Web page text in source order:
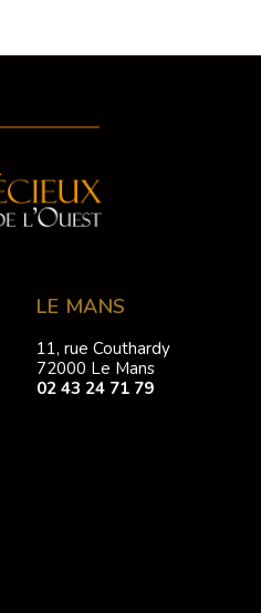
LE MANS
11, rue Couthardy
72000 Le Mans
02 43 24 71 79